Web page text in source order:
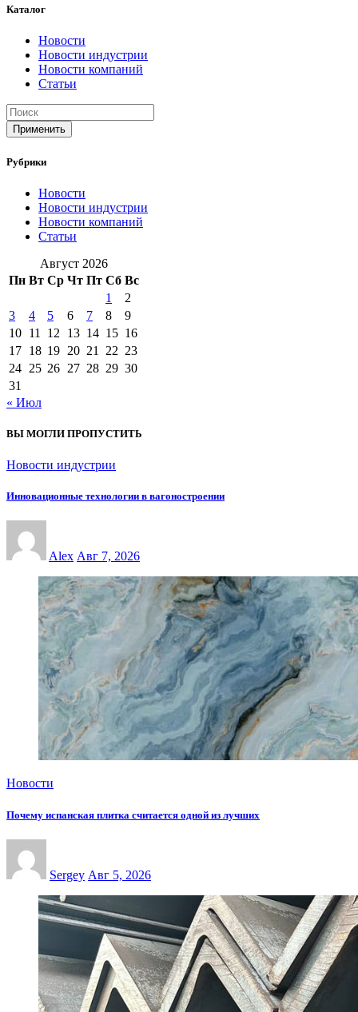
Каталог
Новости
Новости индустрии
Новости компаний
Статьи
Применить
Рубрики
Новости
Новости индустрии
Новости компаний
Статьи
Август 2026
Пн Вт Ср Чт Пт Сб Вс
1
2
3
4 5 6 7 8
9
10 11 12 13 14 15 16
17 18 19 20 21 22 23
24 25 26 27 28 29 30
31
« Июл
ВЫ МОГЛИ ПРОПУСТИТЬ
Новости индустрии
Инновационные технологии в вагоностроении
Alex Авг 7, 2026
Новости
Почему испанская плитка считается одной из лучших
Sergey Авг 5, 2026